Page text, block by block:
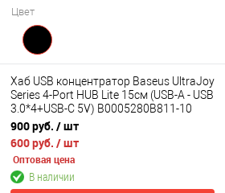
Цвет
Хаб USB концентратор Baseus UltraJoy
Series 4-Port HUB Lite 15см (USB-A - USB
3.0*4+USB-C 5V) B0005280B811-10
900 руб. / шт
600 руб. / шт
Оптовая цена
В наличии